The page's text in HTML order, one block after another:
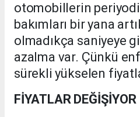
otomobillerin
bakımları bir yana
olmadıkça saniyeye
azalma var. Çünkü
sürekli yükselen
FİYATLAR DEĞİŞİYOR